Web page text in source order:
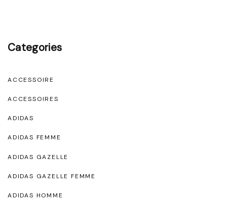
Categories
ACCESSOIRE
ACCESSOIRES
ADIDAS
ADIDAS FEMME
ADIDAS GAZELLE
ADIDAS GAZELLE FEMME
ADIDAS HOMME